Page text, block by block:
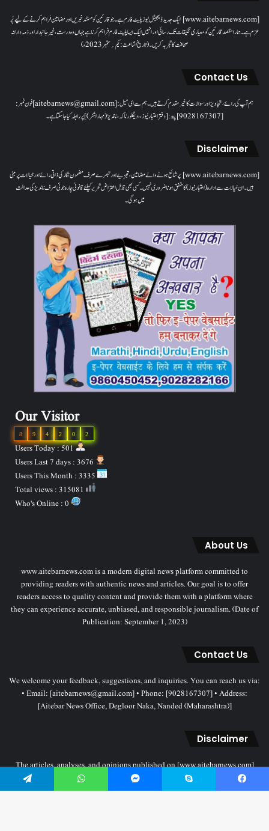
[www.aitebarnews.com] ایک جدید ڈیجیٹل نیوز پلیٹ فارم ہے۔ جو قارئین کو مستند خبریں اور مضامین فراہم کرنے کے لیے پُر
عزم ہے۔ ہمارا مقصدقارئین کو معیاری تخلیقات تک رسائی اور انہیں ایک ایسا پلیٹ فارم فراہم کرنا ہے جہاں وہ درست، غیر جانبدار اور ذمہ دارانہ
صحافت کا تجربہ کریں۔( تاریخ اشاعت : یکم؍ ستمبر 2023ء)
Contact Us
ہم آپ کی رائے، تجاویز اور سوالات کا خیرمقدم کرتے ہیں۔ ہم سےای میل: [aitebarnews@gmail.com]فون نمبر:
[9028167307]پتہ: [دفتر اعتبار نیوز، ، دیگلور ناکہ، ناندیڑ(مہاراشٹر) ] پر رابطہ کیا جاسکتا ہے۔
Disclaimer
[www.aitebarnews.com] پر شائع ہونے والے مضامین، تجزیے اور تبصرے صرف مضمون نگار کی ذاتی رائے اور خیالات پر مبنی
ہیں۔ ان خیالات سے ادارہ (اعتبار نیوز) کا متفق ہونا ضروری نہیں۔ کسی بھی قابل اعتراض تحریر کیلئے قانونی چارہ جوئی صرف ناندیڑ کی عدالت
میں ہوگی۔
Our Visitor
2
0
2
4
9
8
Users Today : 501
About Us
www.aitebarnews.com is a modern digital news platform committed to
providing readers with authentic news and articles. Our goal is to offer
readers access to quality content and provide them with a platform where
they can experience accurate, unbiased, and responsible journalism. (Date of
Publication: September 1, 2023)
Contact Us
We welcome your feedback, suggestions, and inquiries. You can reach us via:
• Email: [aitebarnews@gmail.com] • Phone: [9028167307] • Address:
[Aitebar News Office, Degloor Naka, Nanded (Maharashtra)]
Disclaimer
The articles, analyses, and opinions published on [www.aitebarnews.com]
solely represent the personal views and opinions of the authors. These views
do not necessarily reflect the stance of the Aitebar News management. Any
Facebook
Skype
Messenger
WhatsApp
Telegram